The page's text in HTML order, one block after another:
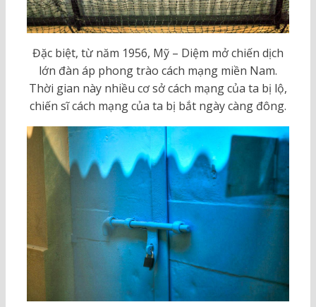
Đặc biệt, từ năm 1956, Mỹ – Diệm mở chiến dịch
lớn đàn áp phong trào cách mạng miền Nam.
Thời gian này nhiều cơ sở cách mạng của ta bị lộ,
chiến sĩ cách mạng của ta bị bắt ngày càng đông.